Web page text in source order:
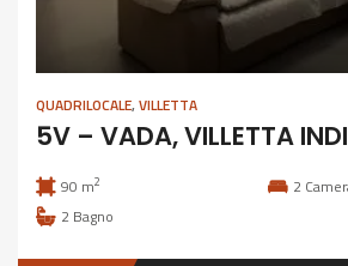
QUADRILOCALE,VILLETTA
5V – VADA, VILLETTA
90 m2 2
2 Bagno